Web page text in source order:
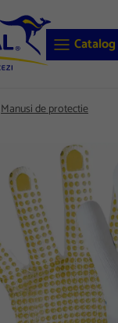
Catalog
Manusi de protectie